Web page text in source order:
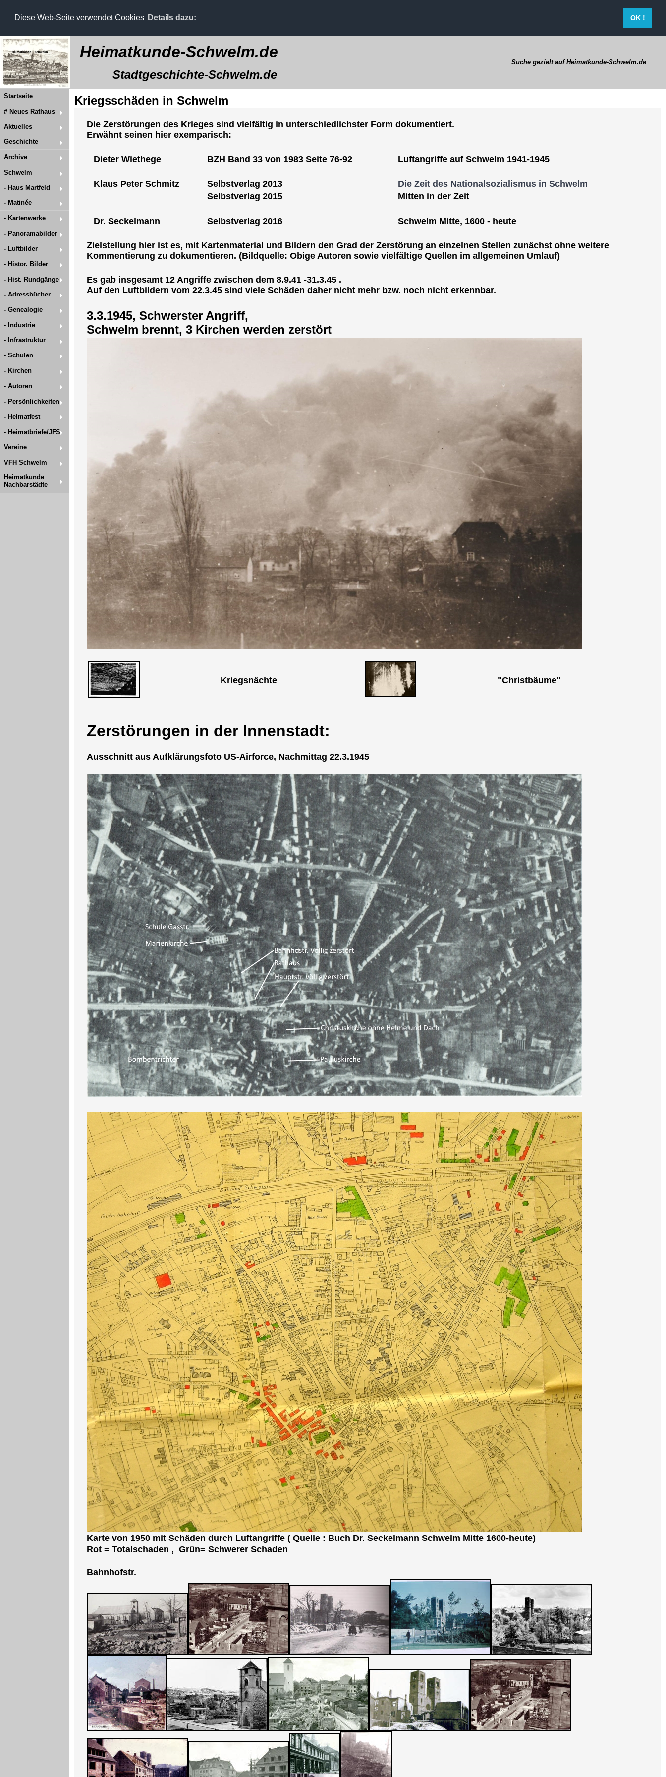
Diese Web-Seite verwendet Cookies Details dazu: OK !
Heimatkunde-Schwelm.de
Stadtgeschichte-Schwelm.de
Suche gezielt auf Heimatkunde-Schwelm.de
Startseite
# Neues Rathaus
Aktuelles
Geschichte
Archive
Schwelm
- Haus Martfeld
- Matinée
- Kartenwerke
- Panoramabilder
- Luftbilder
- Histor. Bilder
- Hist. Rundgänge
- Adressbücher
- Genealogie
- Industrie
- Infrastruktur
- Schulen
- Kirchen
- Autoren
- Persönlichkeiten
- Heimatfest
- Heimatbriefe/JFS
Vereine
VFH Schwelm
Heimatkunde
Nachbarstädte
Kriegsschäden in Schwelm
Die Zerstörungen des Krieges sind vielfältig in unterschiedlichster Form dokumentiert.
Erwähnt seinen hier exemparisch:
Dieter Wiethege BZH Band 33 von 1983 Seite 76-92 Luftangriffe auf Schwelm 1941-1945
Klaus Peter Schmitz Selbstverlag 2013
Die Zeit des Nationalsozialismus in Schwelm
Selbstverlag 2015
Mitten in der Zeit
Dr. Seckelmann Selbstverlag 2016 Schwelm Mitte, 1600 - heute
Zielstellung hier ist es, mit Kartenmaterial und Bildern den Grad der Zerstörung an einzelnen Stellen zunächst ohne weitere
Kommentierung zu dokumentieren. (Bildquelle: Obige Autoren sowie vielfältige Quellen im allgemeinen Umlauf)
Es gab insgesamt 12 Angriffe zwischen dem 8.9.41 -31.3.45 .
Auf den Luftbildern vom 22.3.45 sind viele Schäden daher nicht mehr bzw. noch nicht erkennbar.
3.3.1945, Schwerster Angriff,
Schwelm brennt, 3 Kirchen werden zerstört
Kriegsnächte "Christbäume"
Zerstörungen in der Innenstadt:
Ausschnitt aus Aufklärungsfoto US-Airforce, Nachmittag 22.3.1945
Karte von 1950 mit Schäden durch Luftangriffe ( Quelle : Buch Dr. Seckelmann Schwelm Mitte 1600-heute)
Rot = Totalschaden , Grün= Schwerer Schaden
Bahnhofstr.